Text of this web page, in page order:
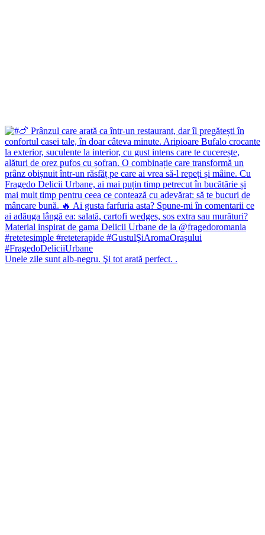
Unele zile sunt alb-negru. Şi tot arată perfect. .